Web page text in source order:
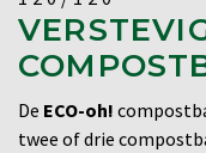
De ECO-oh!
twee of drie